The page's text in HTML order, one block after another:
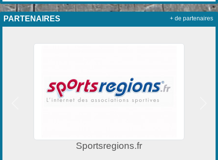
PARTENAIRES
Sportsregions.fr
+ de partenaires